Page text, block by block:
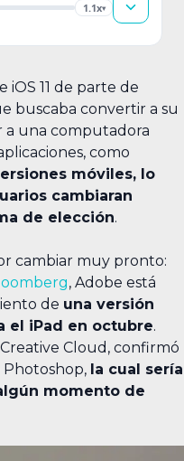
1.1x▾
iOS 11 de parte de
buscaba convertir a su
a una computadora
como
móviles, lo
cambiaran
de elección.
cambiar muy pronto:
, Adobe está
de una versión
el iPad en octubre.
Cloud, confirmó
Photoshop, la cual sería
momento de